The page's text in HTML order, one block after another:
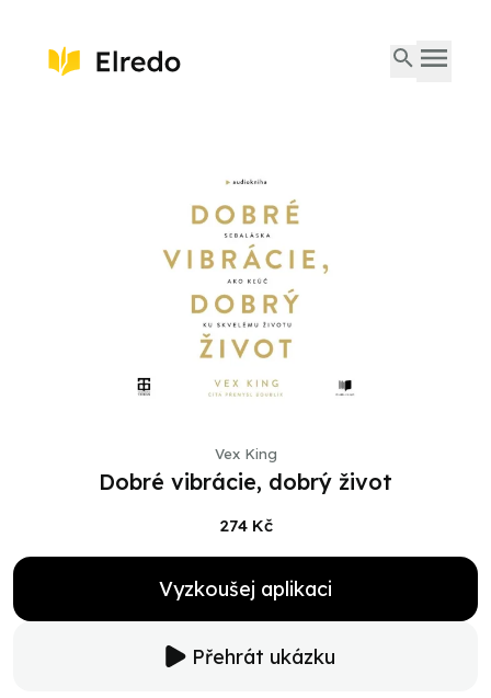
Vex King
Dobré vibrácie, dobrý život
274 Kč
Vyzkoušej aplikaci
Přehrát ukázku